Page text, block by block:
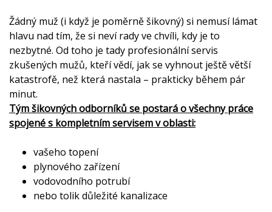
Žádný muž (i když je poměrně šikovný) si nemusí lámat
hlavu nad tím, že si neví rady ve chvíli, kdy je to
nezbytné. Od toho je tady profesionální servis
zkušených mužů, kteří vědí, jak se vyhnout ještě větší
katastrofě, než která nastala – prakticky během pár
minut.
Tým šikovných odborníků se postará o všechny práce
spojené s kompletním servisem v oblasti:
vašeho topení
plynového zařízení
vodovodního potrubí
nebo tolik důležité kanalizace